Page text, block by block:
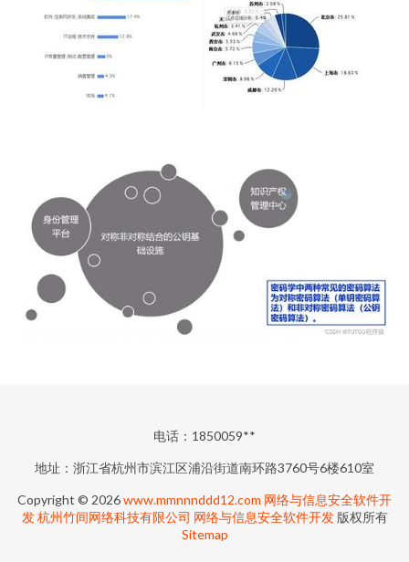
电话：1850059**
地址：浙江省杭州市滨江区浦沿街道南环路3760号6楼610室
Copyright © 2026www.mmnnnddd12.com 网络与信息安全软件开
发 杭州竹间网络科技有限公司 网络与信息安全软件开发版权所有
Sitemap